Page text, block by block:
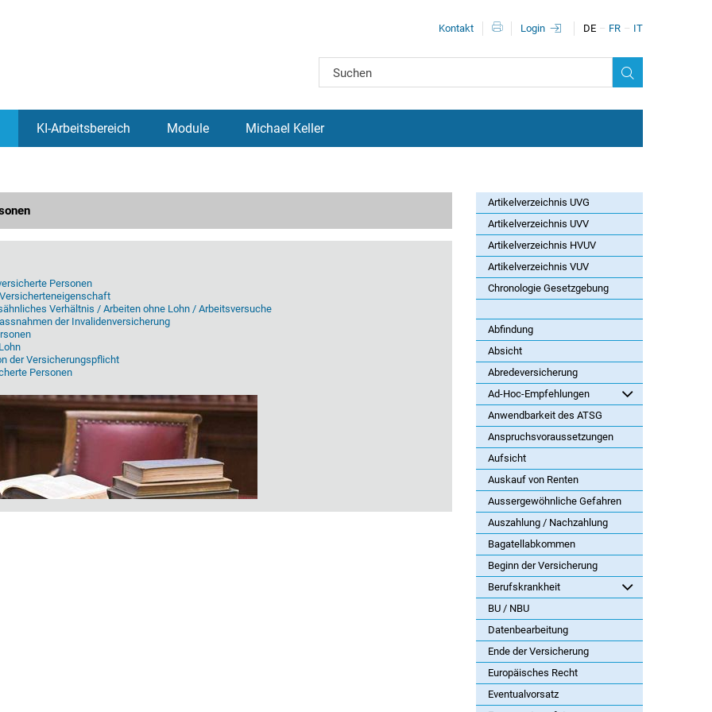
DE FR IT
Metanavigationn
Kontakt Login
KI-Arbeitsbereich Module Michael Keller
Personen
Verhältnis / Arbeiten ohne Lohn / Arbeitsversuche
der Invalidenversicherung
der Versicherungspflicht
Personen
Artikelverzeichnis UVG
Artikelverzeichnis UVV
Artikelverzeichnis HVUV
Artikelverzeichnis VUV
Chronologie Gesetzgebung
Abfindung
Absicht
Abredeversicherung
Ad-Hoc-Empfehlungen
Anwendbarkeit des ATSG
Anspruchsvoraussetzungen
Aufsicht
Auskauf von Renten
Aussergewöhnliche Gefahren
Auszahlung / Nachzahlung
Bagatellabkommen
Beginn der Versicherung
Berufskrankheit
BU / NBU
Datenbearbeitung
Ende der Versicherung
Europäisches Recht
Eventualvorsatz